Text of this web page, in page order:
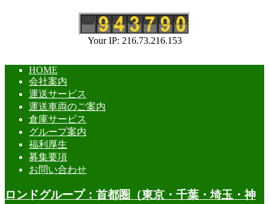
Your IP: 216.73.216.153
HOME
会社案内
運送サービス
運送車両のご案内
倉庫サービス
グループ案内
福利厚生
募集要項
お問い合わせ
ロンドグループ：首都圏（東京・千葉・埼玉・神